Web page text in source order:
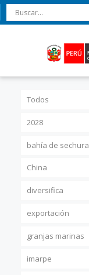
Todos
2028
bahía de sechura
China
diversifica
exportación
granjas marinas
imarpe